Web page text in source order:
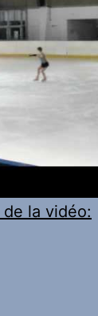
la vidéo: